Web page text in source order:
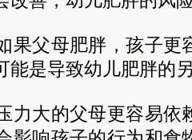
果父母肥胖，孩子更
能是导致幼儿肥胖的
力大的父母更容易依